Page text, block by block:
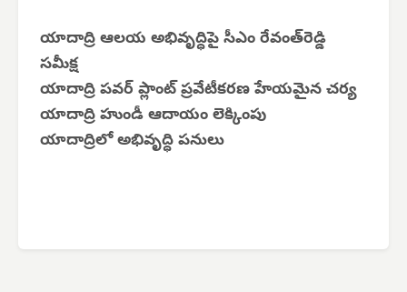
యాదాద్రి ఆలయ అభివృద్ధిపై సీఎం రేవంత్‌రెడ్డి
సమీక్ష
యాదాద్రి పవర్ ప్లాంట్ ప్రవేటీకరణ హేయమైన చర్య
యాదాద్రి హుండీ ఆదాయం లెక్కింపు
యాదాద్రిలో అభివృద్ధి పనులు